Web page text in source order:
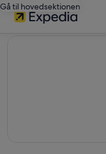
Gå til hovedsektionen